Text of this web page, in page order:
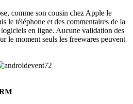
comme son cousin chez Apple le
le téléphone et des commentaires de la
en ligne. Aucune validation des
le moment seuls les freewares peuvent